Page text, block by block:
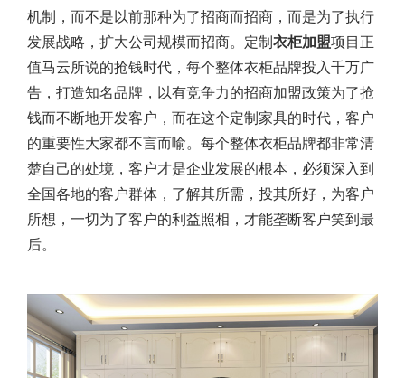
机制，而不是以前那种为了招商而招商，而是为了执行
发展战略，扩大公司规模而招商。定制 衣柜加盟项目正
值马云所说的抢钱时代，每个整体衣柜品牌投入千万广
告，打造知名品牌，以有竞争力的招商加盟政策为了抢
钱而不断地开发客户，而在这个定制家具的时代，客户
的重要性大家都不言而喻。每个整体衣柜品牌都非常清
楚自己的处境，客户才是企业发展的根本，必须深入到
全国各地的客户群体，了解其所需，投其所好，为客户
所想，一切为了客户的利益照相，才能垄断客户笑到最
后。